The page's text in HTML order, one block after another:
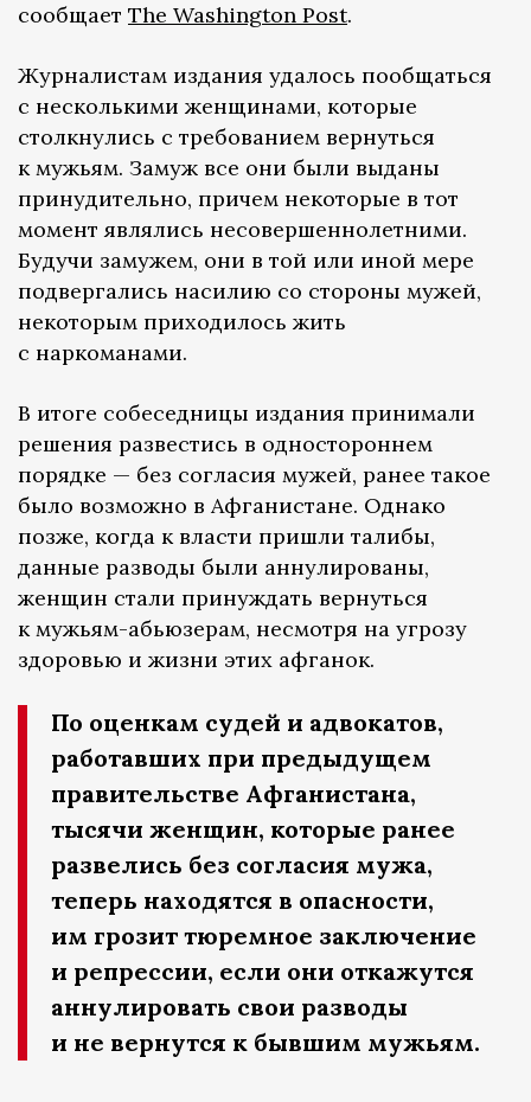
сообщает The Washington Post.
Журналистам издания удалось пообщаться
с несколькими женщинами, которые
столкнулись с требованием вернуться
к мужьям. Замуж все они были выданы
принудительно, причем некоторые в тот
момент являлись несовершеннолетними.
Будучи замужем, они в той или иной мере
подвергались насилию со стороны мужей,
некоторым приходилось жить
с наркоманами.
В итоге собеседницы издания принимали
решения развестись в одностороннем
порядке — без согласия мужей, ранее такое
было возможно в Афганистане. Однако
позже, когда к власти пришли талибы,
данные разводы были аннулированы,
женщин стали принуждать вернуться
к мужьям-абьюзерам, несмотря на угрозу
здоровью и жизни этих афганок.
По оценкам судей и адвокатов,
работавших при предыдущем
правительстве Афганистана,
тысячи женщин, которые ранее
развелись без согласия мужа,
теперь находятся в опасности,
им грозит тюремное заключение
и репрессии, если они откажутся
аннулировать свои разводы
и не вернутся к бывшим мужьям.